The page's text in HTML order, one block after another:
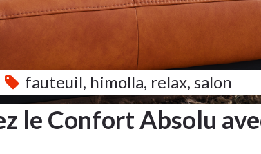
fauteuil, himolla, relax, salon
le Confort Absolu